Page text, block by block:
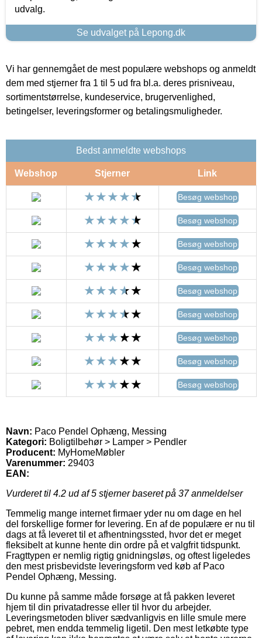
udvalg.
Se udvalget på Lepong.dk
Vi har gennemgået de mest populære webshops og anmeldt
dem med stjerner fra 1 til 5 ud fra bl.a. deres prisniveau,
sortimentstørrelse, kundeservice, brugervenlighed,
betingelser, leveringsformer og betalingsmuligheder.
Bedst anmeldte webshops
Webshop Stjerner Link
Besøg webshop
Besøg webshop
Besøg webshop
Besøg webshop
Besøg webshop
Besøg webshop
Besøg webshop
Besøg webshop
Besøg webshop
Navn: Paco Pendel Ophæng, Messing
Kategori: Boligtilbehør > Lamper > Pendler
Producent: MyHomeMøbler
Varenummer: 29403
EAN:
Vurderet til 4.2 ud af 5 stjerner baseret på 37anmeldelser
Temmelig mange internet firmaer yder nu om dage en hel
del forskellige former for levering. En af de populære er nu til
dags at få leveret til et afhentningssted, hvor det er meget
fleksibelt at kunne hente din ordre på et valgfrit tidspunkt.
Fragttypen er nemlig rigtig gnidningsløs, og oftest ligeledes
den mest prisbevidste leveringsform ved køb af Paco
Pendel Ophæng, Messing.
Du kunne på samme måde forsøge at få pakken leveret
hjem til din privatadresse eller til hvor du arbejder.
Leveringsmetoden bliver sædvanligvis en lille smule mere
pebret, men endda temmelig ligetil. Den mest letkøbte type